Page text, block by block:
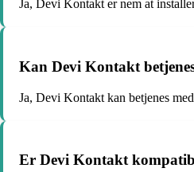
Ja, Devi Kontakt er nem at
Kan Devi Kontakt
Ja, Devi Kontakt kan betjenes
Er Devi Kontakt